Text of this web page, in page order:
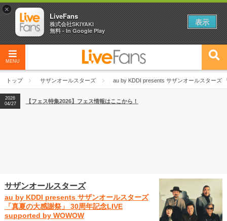
MENU
トップ サザンオールスターズ au by KDDI presents サザンオールスターズ
2026
04/27
2026
【ライブ動員ランキング】2026年上半期編発表！
2026
04/27
【フェス特集2026】フェス情報はここから！
サザンオールスターズ
au by KDDI presents サザンオールスターズ
「真夏の大感謝祭」 30周年記念LIVE
supported by WOWOW
×
LiveFans
株式会社SKIYAKI
無料 - In Google Play
表示